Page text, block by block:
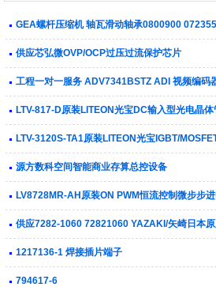
GEA螺杆压缩机 轴瓦滑动轴承0800900
供应芯弘微OVP/OCP过压过流保护芯片
工程一对一服务 ADV7341BSTZ ADI 视频编码
LTV-817-D原装LITEON光宝DC输入型光电晶
LTV-3120S-TA1原装LITEON光宝IGBT/
源方数科空间智能商业存算总控设备
LV8728MR-AH原装ON PWM恒流控制微步步
供应7282-1060 72821060 YAZAKI/矢崎日本
1217136-1 焊接插片端子
794617-6